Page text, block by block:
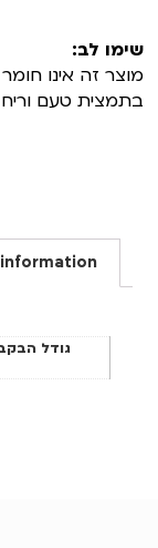
שימו לב:
מוצר זה אינו
בתמצית טעם
גודל